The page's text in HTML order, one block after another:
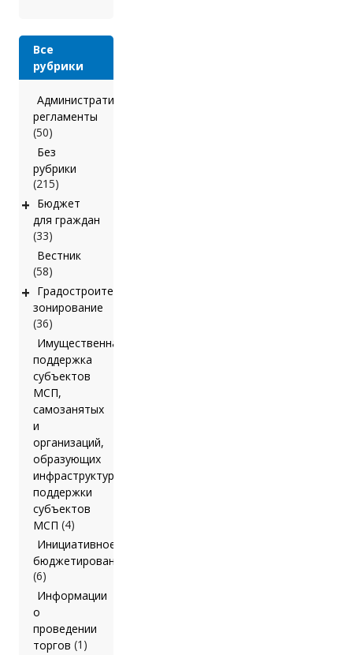
Все
рубрики
Административные
регламенты
(50)
Без
рубрики
(215)
+ Бюджет
для граждан
(33)
Вестник
(58)
+ Градостроительное
зонирование
(36)
Имущественная
поддержка
субъектов
МСП,
самозанятых
и
организаций,
образующих
инфраструктуру
поддержки
субъектов
МСП (4)
Инициативное
бюджетирование
(6)
Информации
о
проведении
торгов (1)